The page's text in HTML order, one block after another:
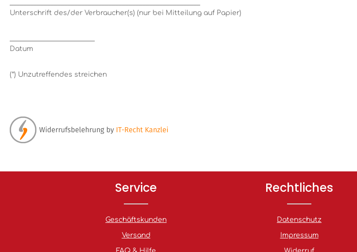
Unterschrift des/der Verbraucher(s) (nur bei Mitteilung auf Papier)
Datum
(*) Unzutreffendes streichen
Service
Geschäftskunden
Versand
Rechtliches
Datenschutz
Impressum